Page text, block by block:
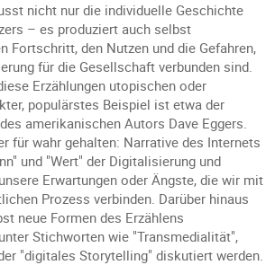
nicht nur die individuelle Geschichte
– es produziert auch selbst
Fortschritt, den Nutzen und die Gefahren,
für die Gesellschaft verbunden sind.
Erzählungen utopischen oder
populärstes Beispiel ist etwa der
amerikanischen Autors Dave Eggers.
für wahr gehalten: Narrative des Internets
und "Wert" der Digitalisierung und
Erwartungen oder Ängste, die wir mit
Prozess verbinden. Darüber hinaus
neue Formen des Erzählens
Stichworten wie "Transmedialität",
"digitales Storytelling" diskutiert werden.